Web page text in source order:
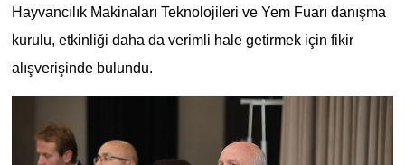
Hayvancılık Makinaları Teknolojileri ve Yem Fuarı danışma
kurulu, etkinliği daha da verimli hale getirmek için fikir
alışverişinde bulundu.